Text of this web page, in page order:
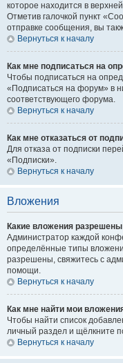
которое находится в
Отметив галочкой пункт
отправке сообщения, вы
Вернуться к началу
Как мне подписаться на
Чтобы подписаться на
«Подписаться на форум» в
соответствующего форума.
Вернуться к началу
Как мне отказаться от
Для отказа от подписки
«Подписки».
Вернуться к началу
Вложения
Какие вложения
Администратор каждой
определённые типы
разрешены, свяжитесь с
помощи.
Вернуться к началу
Как мне найти мои
Чтобы найти список
личный раздел и щёлкните
Вернуться к началу